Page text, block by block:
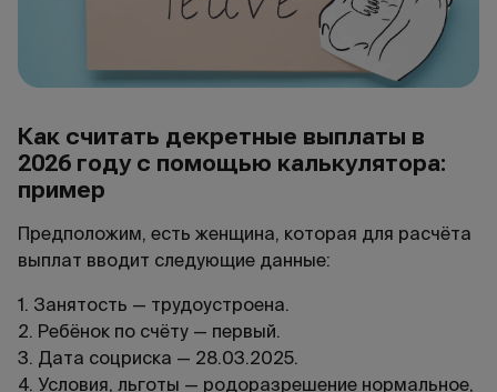
Как считать декретные выплаты в
2026 году с помощью калькулятора:
пример
Предположим, есть женщина, которая для расчёта
выплат вводит следующие данные:
1. Занятость — трудоустроена.
2. Ребёнок по счёту — первый.
3. Дата соцриска — 28.03.2025.
4. Условия, льготы — родоразрешение нормальное,